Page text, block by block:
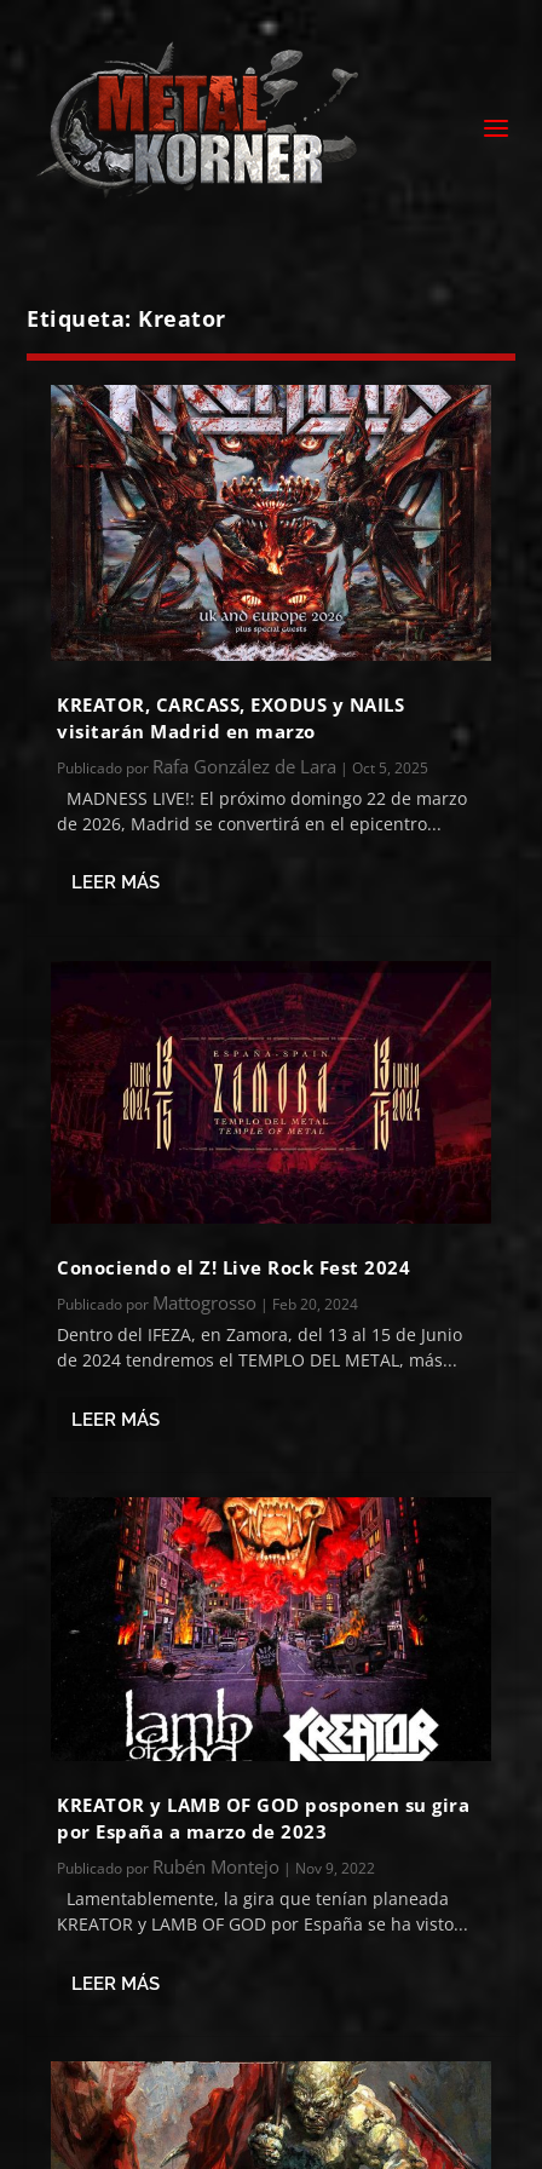
Etiqueta: Kreator
KREATOR, CARCASS, EXODUS y NAILS
visitarán Madrid en marzo
Publicado por Rafa González de Lara | Oct 5, 2025
MADNESS LIVE!: El próximo domingo 22 de marzo
de 2026, Madrid se convertirá en el epicentro...
LEER MÁS
Conociendo el Z! Live Rock Fest 2024
Publicado por Mattogrosso | Feb 20, 2024
Dentro del IFEZA, en Zamora, del 13 al 15 de Junio
de 2024 tendremos el TEMPLO DEL METAL, más...
LEER MÁS
KREATOR y LAMB OF GOD posponen su gira
por España a marzo de 2023
Publicado por Rubén Montejo | Nov 9, 2022
Lamentablemente, la gira que tenían planeada
KREATOR y LAMB OF GOD por España se ha visto...
LEER MÁS